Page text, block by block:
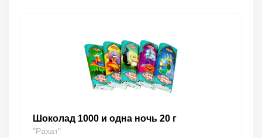
Шоколад 1000 и одна ночь 20 г
"Рахат"